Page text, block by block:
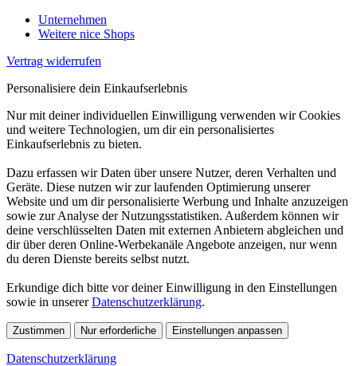
Unternehmen
Weitere nice Shops
Vertrag widerrufen
Personalisiere dein Einkaufserlebnis
Nur mit deiner individuellen Einwilligung verwenden wir Cookies
und weitere Technologien, um dir ein personalisiertes
Einkaufserlebnis zu bieten.
Dazu erfassen wir Daten über unsere Nutzer, deren Verhalten und
Geräte. Diese nutzen wir zur laufenden Optimierung unserer
Website und um dir personalisierte Werbung und Inhalte anzuzeigen
sowie zur Analyse der Nutzungsstatistiken. Außerdem können wir
deine verschlüsselten Daten mit externen Anbietern abgleichen und
dir über deren Online-Werbekanäle Angebote anzeigen, nur wenn
du deren Dienste bereits selbst nutzt.
Erkundige dich bitte vor deiner Einwilligung in den Einstellungen
sowie in unsererDatenschutzerklärung.
Zustimmen Nur erforderliche Einstellungen anpassen
Datenschutzerklärung